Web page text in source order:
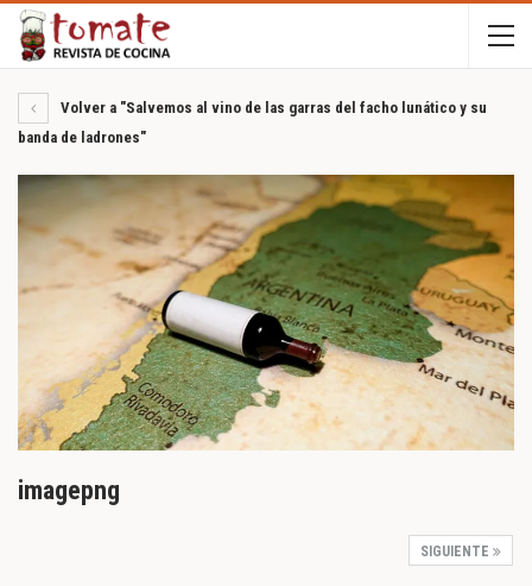
Volver a "Salvemos al vino de las garras del facho lunático y su
banda de ladrones"
imagepng
SIGUIENTE